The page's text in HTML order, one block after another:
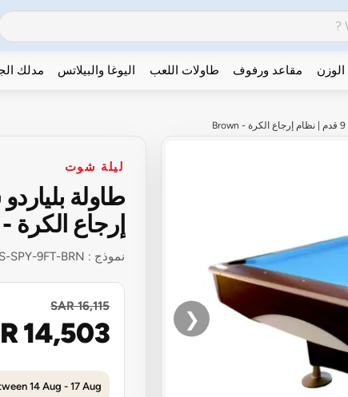
الوزن مقاعد ورفوف طاولات اللعب اليوغا والبيلاتس مدلك
❮
ليلة شوت
إرجاع الكرة - Brown
نموذج : SPY-9FT-BRN
SAR 16,115
14,503
14 Aug - 17 Aug